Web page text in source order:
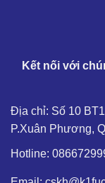
Kết nối với
Địa chỉ: Số 10
P.Xuân Phương,
Hotline: